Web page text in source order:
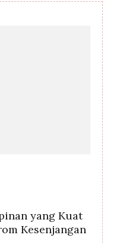
yang Kuat
Kesenjangan